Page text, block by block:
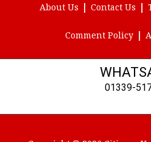
About Us Contact Us
Comment Policy
01339-